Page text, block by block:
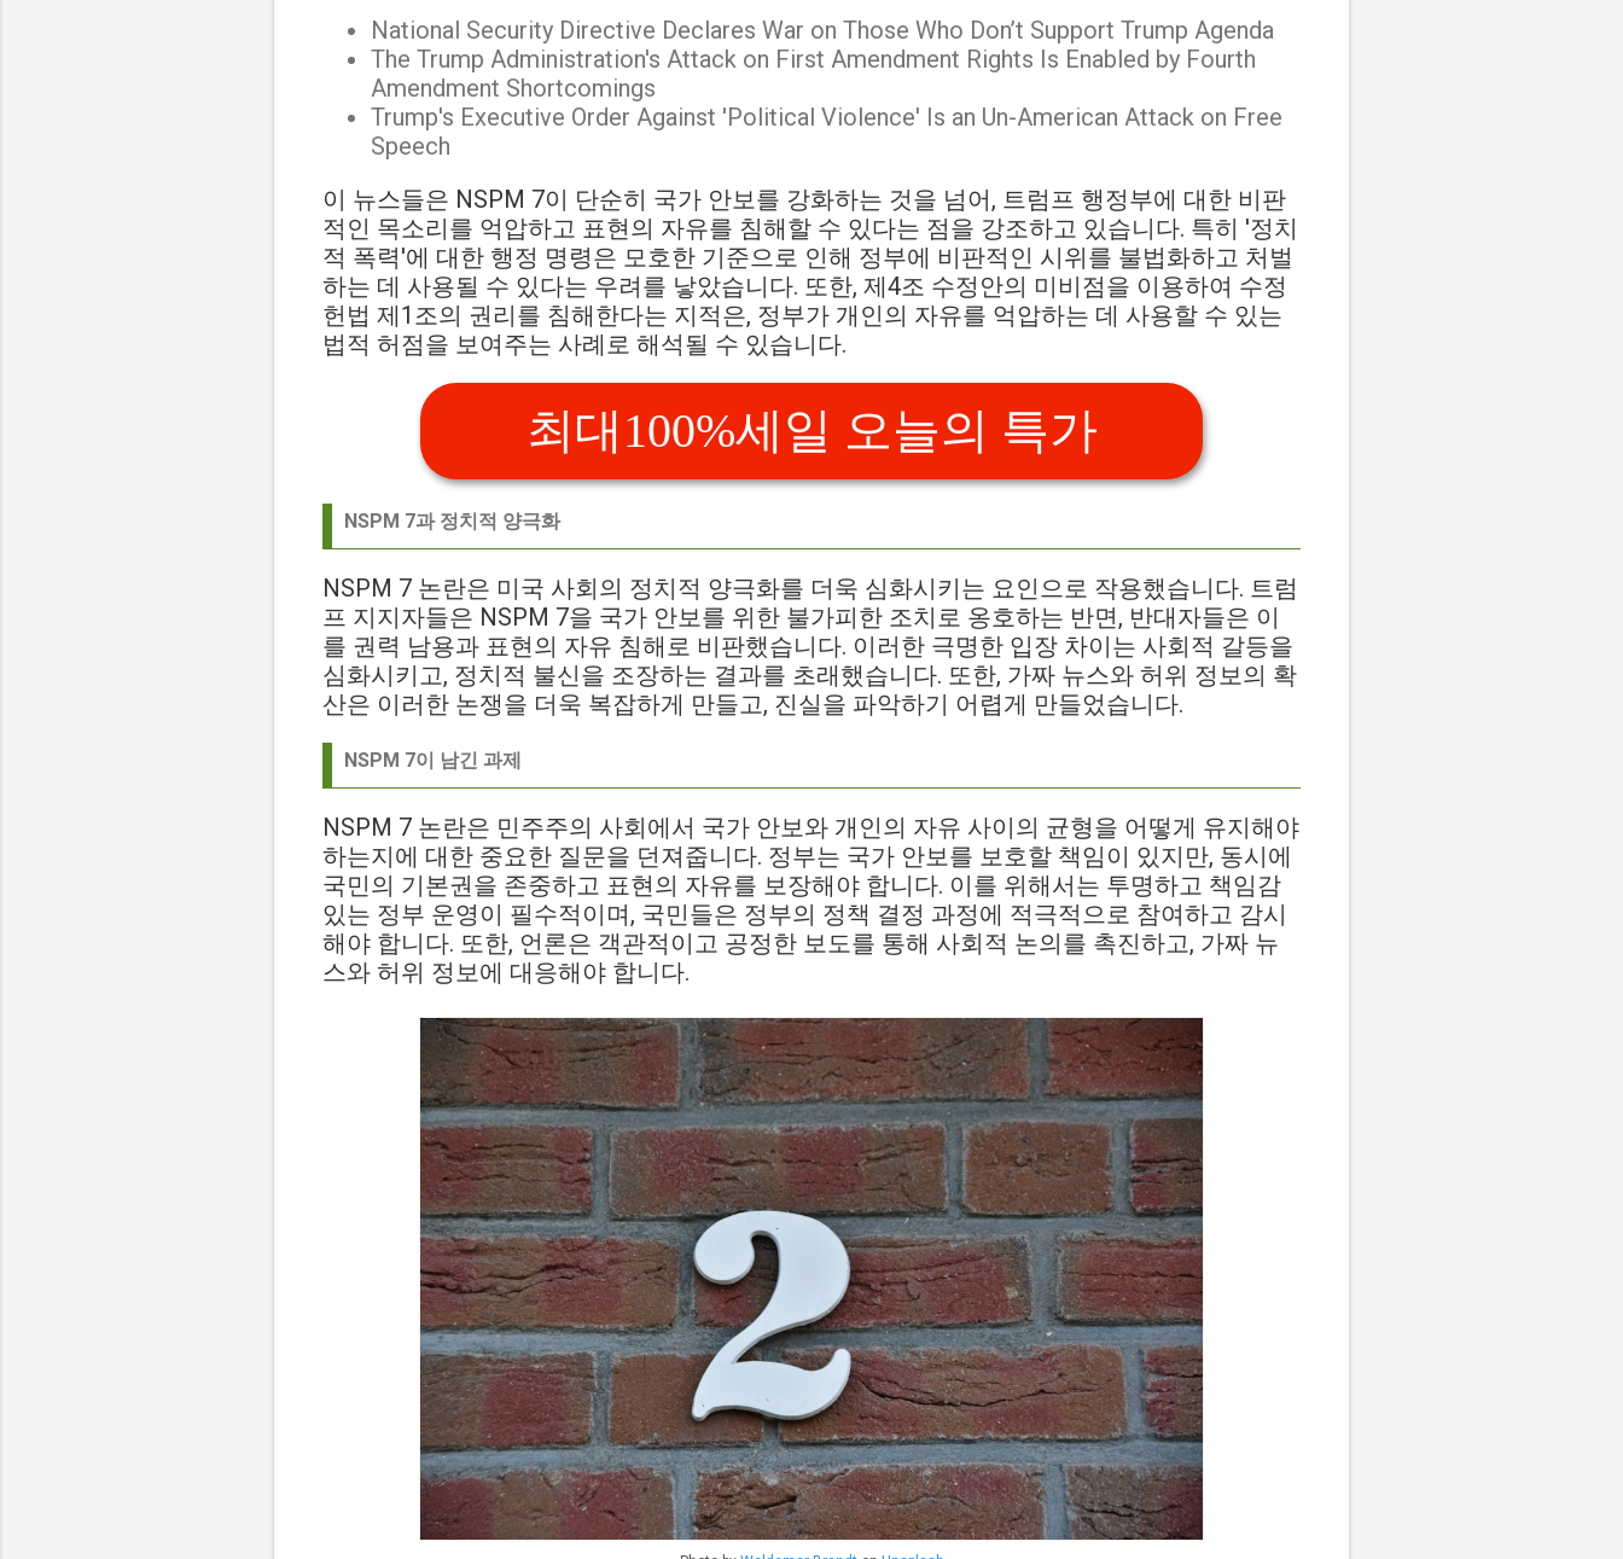
National Security Directive Declares War on Those Who Don’t Support Trump Agenda
The Trump Administration's Attack on First Amendment Rights Is Enabled by Fourth
Amendment Shortcomings
Trump's Executive Order Against 'Political Violence' Is an Un-American Attack on Free
Speech
이 뉴스들은 NSPM 7이 단순히 국가 안보를 강화하는 것을 넘어, 트럼프 행정부에 대한 비판
적인 목소리를 억압하고 표현의 자유를 침해할 수 있다는 점을 강조하고 있습니다. 특히 '정치
적 폭력'에 대한 행정 명령은 모호한 기준으로 인해 정부에 비판적인 시위를 불법화하고 처벌
하는 데 사용될 수 있다는 우려를 낳았습니다. 또한, 제4조 수정안의 미비점을 이용하여 수정
헌법 제1조의 권리를 침해한다는 지적은, 정부가 개인의 자유를 억압하는 데 사용할 수 있는
법적 허점을 보여주는 사례로 해석될 수 있습니다.
최대100%세일 오늘의 특가
NSPM 7과 정치적 양극화
NSPM 7 논란은 미국 사회의 정치적 양극화를 더욱 심화시키는 요인으로 작용했습니다. 트럼
프 지지자들은 NSPM 7을 국가 안보를 위한 불가피한 조치로 옹호하는 반면, 반대자들은 이
를 권력 남용과 표현의 자유 침해로 비판했습니다. 이러한 극명한 입장 차이는 사회적 갈등을
심화시키고, 정치적 불신을 조장하는 결과를 초래했습니다. 또한, 가짜 뉴스와 허위 정보의 확
산은 이러한 논쟁을 더욱 복잡하게 만들고, 진실을 파악하기 어렵게 만들었습니다.
NSPM 7이 남긴 과제
NSPM 7 논란은 민주주의 사회에서 국가 안보와 개인의 자유 사이의 균형을 어떻게 유지해야
하는지에 대한 중요한 질문을 던져줍니다. 정부는 국가 안보를 보호할 책임이 있지만, 동시에
국민의 기본권을 존중하고 표현의 자유를 보장해야 합니다. 이를 위해서는 투명하고 책임감
있는 정부 운영이 필수적이며, 국민들은 정부의 정책 결정 과정에 적극적으로 참여하고 감시
해야 합니다. 또한, 언론은 객관적이고 공정한 보도를 통해 사회적 논의를 촉진하고, 가짜 뉴
스와 허위 정보에 대응해야 합니다.